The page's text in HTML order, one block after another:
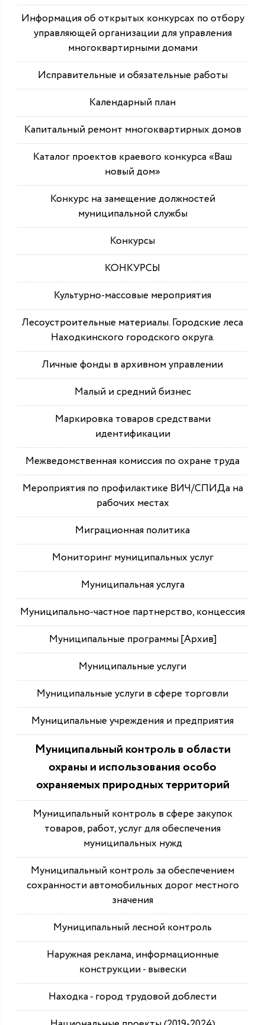
Информация об открытых конкурсах по отбору
управляющей организации для управления
многоквартирными домами
Исправительные и обязательные работы
Календарный план
Капитальный ремонт многоквартирных домов
Каталог проектов краевого конкурса «Ваш
новый дом»
Конкурс на замещение должностей
муниципальной службы
Конкурсы
КОНКУРСЫ
Культурно-массовые мероприятия
Лесоустроительные материалы. Городские леса
Находкинского городского округа.
Личные фонды в архивном управлении
Малый и средний бизнес
Маркировка товаров средствами
идентификации
Межведомственная комиссия по охране труда
Мероприятия по профилактике ВИЧ/СПИДа на
рабочих местах
Миграционная политика
Мониторинг муниципальных услуг
Муниципальная услуга
Муниципально-частное партнерство, концессия
Муниципальные программы [Архив]
Муниципальные услуги
Муниципальные услуги в сфере торговли
Муниципальные учреждения и предприятия
Муниципальный контроль в области
охраны и использования особо
охраняемых природных территорий
Муниципальный контроль в сфере закупок
товаров, работ, услуг для обеспечения
муниципальных нужд
Муниципальный контроль за обеспечением
сохранности автомобильных дорог местного
значения
Муниципальный лесной контроль
Наружная реклама, информационные
конструкции - вывески
Находка - город трудовой доблести